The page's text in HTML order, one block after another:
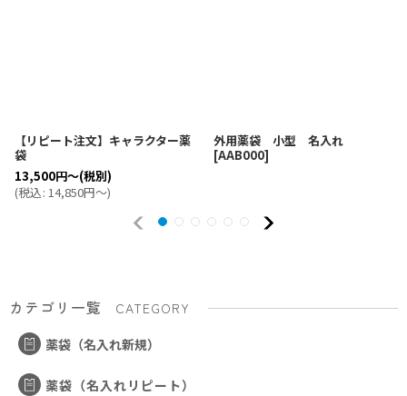
【リピート注文】キャラクター薬
袋
13,500円～(税別)
(税込: 14,850円～)
外用薬袋 小型 名入れ
[AAB000]
カテゴリ一覧
CATEGORY
薬袋（名入れ新規）
薬袋（名入れリピート）